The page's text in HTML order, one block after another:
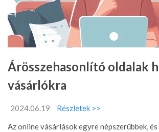
Árösszehasonlító oldalak
vásárlókra
2024.06.19
Részletek >>
Az online vásárlások egyre népszerűbbek,